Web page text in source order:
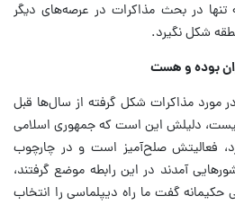
تنها در بحث مذاکرات در عرصه‌های دیگر
شکل نگیرد.
بوده و هست
مورد مذاکرات شکل گرفته از سال‌ها قبل
دلیلش این است که جمهوری اسلامی
فعالیتش صلح‌آمیز است و در چارچوب
آمدند در این رابطه موضع گرفتند،
حکیمانه گفت ما راه دیپلماسی را انتخاب